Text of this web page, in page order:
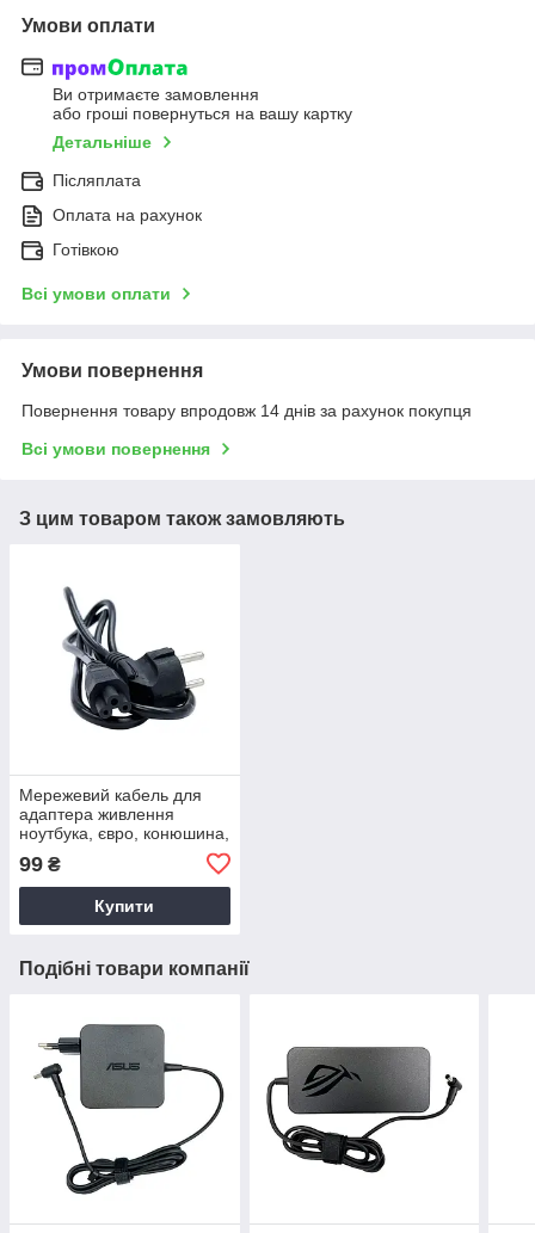
Умови оплати
Ви отримаєте замовлення
або гроші повернуться на вашу картку
Детальніше
Післяплата
Оплата на рахунок
Готівкою
Всі умови оплати
Умови повернення
Повернення товару впродовж 14 днів за рахунок покупця
Всі умови повернення
З цим товаром також замовляють
Мережевий кабель для
адаптера живлення
ноутбука, євро, конюшина,
99 ₴
Купити
Подібні товари компанії